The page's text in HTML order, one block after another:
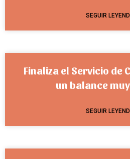
SEGUIR
Finaliza el Servicio de
un balance
SEGUIR